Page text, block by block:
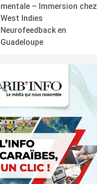
mentale – Immersion chez
West Indies
Neurofeedback en
Guadeloupe